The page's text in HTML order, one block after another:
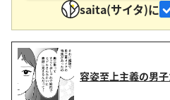
saita(サイタ)に
容姿至上主義の男